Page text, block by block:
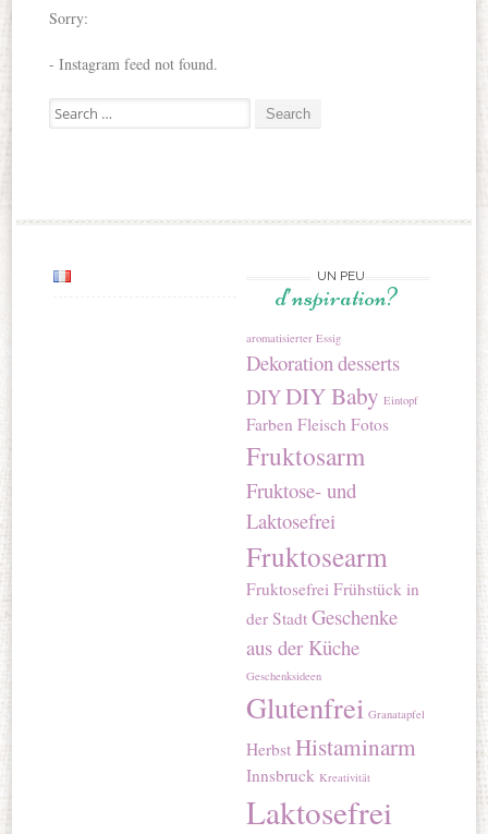
Sorry:
- Instagram feed not found.
Search for:
UN PEU
d’nspiration?
aromatisierter Essig
Dekoration desserts
DIYDIY Baby Eintopf
Farben Fleisch Fotos
Fruktosarm
Fruktose- und
Laktosefrei
Fruktosearm
Fruktosefrei Frühstück in
der Stadt Geschenke
aus der Küche
Geschenksideen
Glutenfrei Granatapfel
Herbst Histaminarm
Innsbruck Kreativität
Laktosefrei